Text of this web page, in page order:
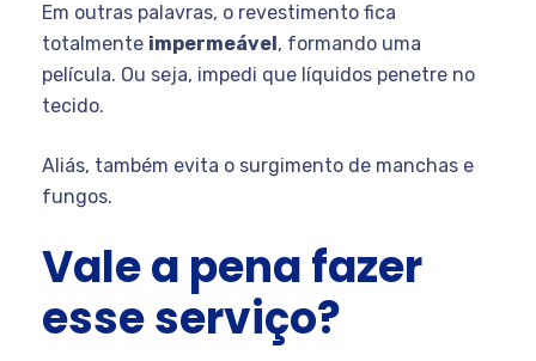
Em outras palavras, o revestimento fica
totalmente impermeável , formando uma
película. Ou seja, impedi que líquidos penetre no
tecido.
Aliás, também evita o surgimento de manchas e
fungos.
Vale a pena fazer
esse serviço?